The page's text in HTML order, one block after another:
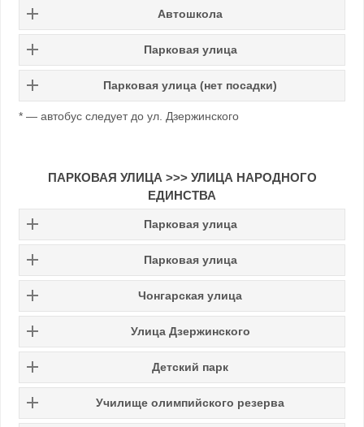
Автошкола
Парковая улица
Парковая улица (нет посадки)
* — автобус следует до ул. Дзержинского
ПАРКОВАЯ УЛИЦА >>> УЛИЦА НАРОДНОГО
ЕДИНСТВА
Парковая улица
Парковая улица
Чонгарская улица
Улица Дзержинского
Детский парк
Училище олимпийского резерва